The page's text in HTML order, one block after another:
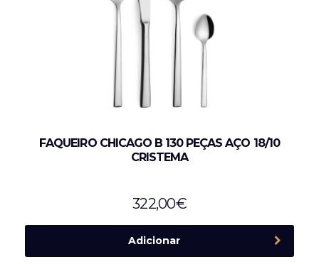
FAQUEIRO CHICAGO B 130 PEÇAS AÇO 18/10
CRISTEMA
322,00€
Adicionar